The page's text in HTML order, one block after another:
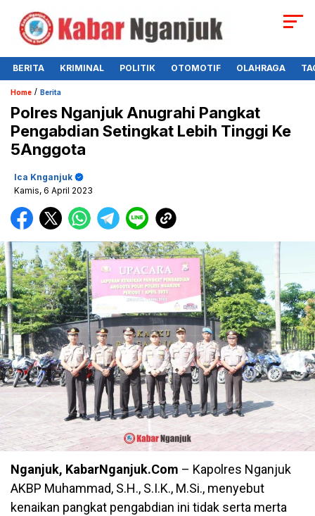
BERITA KRIMINAL POLITIK OTOMOTIF OLAHRAGA
Home / Berita
Polres Nganjuk Anugrahi Pangkat
Pengabdian Setingkat Lebih Tinggi Ke
5Anggota
Ica Knganjuk
Kamis, 6 April 2023
Nganjuk, KabarNganjuk.Com – Kapolres Nganjuk
AKBP Muhammad, S.H., S.I.K., M.Si., menyebut
kenaikan pangkat pengabdian ini tidak serta merta